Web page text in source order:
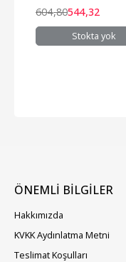
Kapaklı 12 Li Taba
604,80544,32
Stokta yok
ÖNEMLİ BİLGİLER
Hakkımızda
KVKK Aydınlatma Metni
Teslimat Koşulları